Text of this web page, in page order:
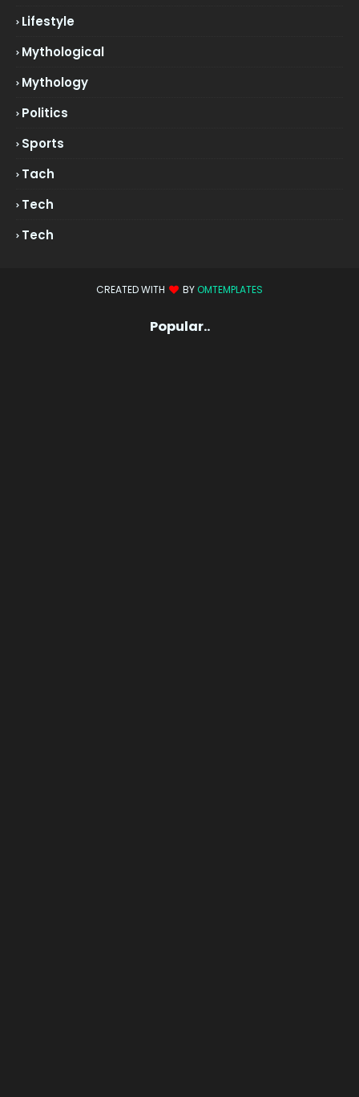
Lifestyle
Mythological
Mythology
Politics
Sports
Tach
Tech
Tech
CREATED WITH BY OMTEMPLATES
Popular..